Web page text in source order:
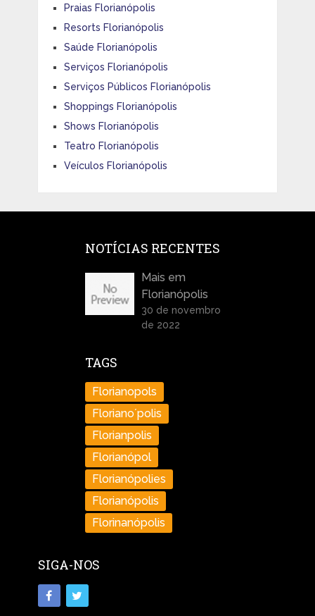
Praias Florianópolis
Resorts Florianópolis
Saúde Florianópolis
Serviços Florianópolis
Serviços Públicos Florianópolis
Shoppings Florianópolis
Shows Florianópolis
Teatro Florianópolis
Veículos Florianópolis
NOTÍCIAS RECENTES
Mais em
Florianópolis
30 de novembro
de 2022
TAGS
Florianopols
Floriano´polis
Florianpolis
Florianópol
Florianópolies
Florianópolis
Florinanópolis
SIGA-NOS